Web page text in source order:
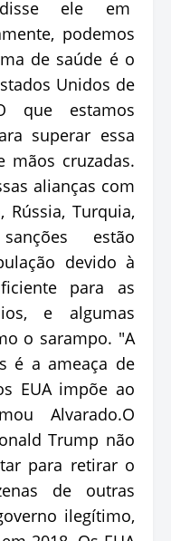
ele em
podemos
de saúde é o
Unidos de
que estamos
superar essa
mãos cruzadas.
alianças com
Rússia, Turquia,
estão
devido à
para as
e algumas
o sarampo. "A
é a ameaça de
EUA impõe ao
Alvarado.O
Trump não
para retirar o
de outras
ilegítimo,